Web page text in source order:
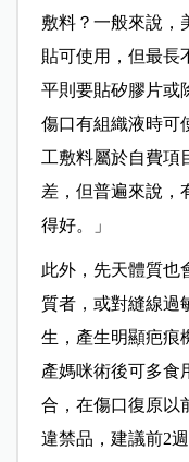
敷料？一般來說，
貼可使用，但最長
平則要貼矽膠片或
傷口有組織液時可
工敷料屬於自費項
差，但普遍來說，
得好。」
此外，先天體質也
質者，或對縫線過
生，產生明顯疤痕
產媽咪術後可多食
合，在傷口復原以
違禁品，建議前2